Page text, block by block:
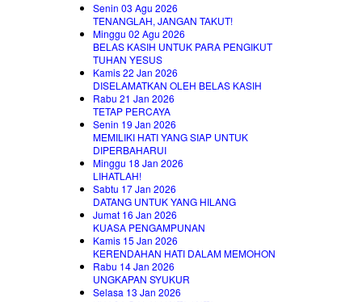
Senin 03 Agu 2026
TENANGLAH, JANGAN TAKUT!
Minggu 02 Agu 2026
BELAS KASIH UNTUK PARA PENGIKUT
TUHAN YESUS
Kamis 22 Jan 2026
DISELAMATKAN OLEH BELAS KASIH
Rabu 21 Jan 2026
TETAP PERCAYA
Senin 19 Jan 2026
MEMILIKI HATI YANG SIAP UNTUK
DIPERBAHARUI
Minggu 18 Jan 2026
LIHATLAH!
Sabtu 17 Jan 2026
DATANG UNTUK YANG HILANG
Jumat 16 Jan 2026
KUASA PENGAMPUNAN
Kamis 15 Jan 2026
KERENDAHAN HATI DALAM MEMOHON
Rabu 14 Jan 2026
UNGKAPAN SYUKUR
Selasa 13 Jan 2026